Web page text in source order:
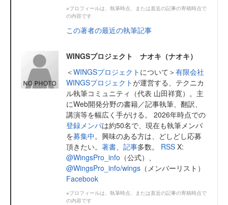
※プロフィールは、執筆時点、または直近の記事の寄稿時点で
の内容です
この著者の最近の執筆記事
WINGSプロジェクト ナオキ（ナオキ）
＜WINGSプロジェクト について＞有限会社
WINGSプロジェクトが運営する、テクニカ
ル執筆コミュニティ（代表 山田祥寛）。主
にWeb開発分野の書籍／記事執筆、翻訳、
講演等を幅広く手がける。 2026年時点での
登録メンバは約50名で、現在も執筆メンバ
を募集中。興味のある方は、どしどし応募
頂きたい。 著書、 記事多数。 RSS X:
@WingsPro_info （公式）、
@WingsPro_info/wings （メンバーリスト）
Facebook
※プロフィールは、執筆時点、または直近の記事の寄稿時点で
の内容です